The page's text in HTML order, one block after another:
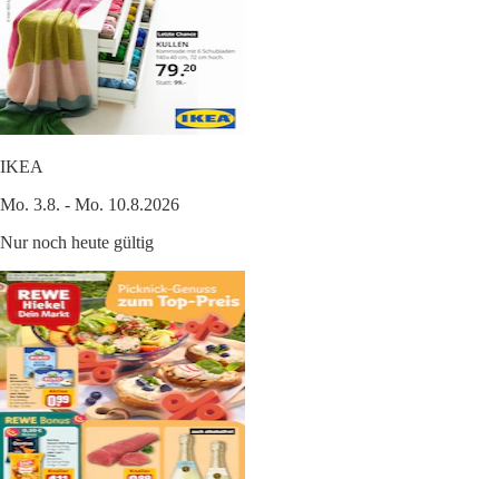
IKEA
Mo. 3.8. - Mo. 10.8.2026
Nur noch heute gültig